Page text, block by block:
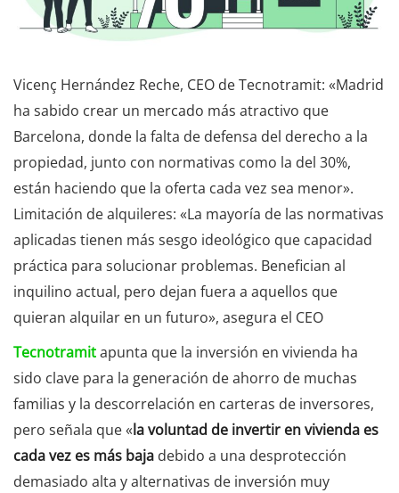
Vicenç Hernández Reche, CEO de Tecnotramit: «Madrid
ha sabido crear un mercado más atractivo que
Barcelona, donde la falta de defensa del derecho a la
propiedad, junto con normativas como la del 30%,
están haciendo que la oferta cada vez sea menor».
Limitación de alquileres: «La mayoría de las normativas
aplicadas tienen más sesgo ideológico que capacidad
práctica para solucionar problemas. Benefician al
inquilino actual, pero dejan fuera a aquellos que
quieran alquilar en un futuro», asegura el CEO
Tecnotramitapunta que la inversión en vivienda ha
sido clave para la generación de ahorro de muchas
familias y la descorrelación en carteras de inversores,
pero señala que «la voluntad de invertir en vivienda es
cada vez es más baja debido a una desprotección
demasiado alta y alternativas de inversión muy